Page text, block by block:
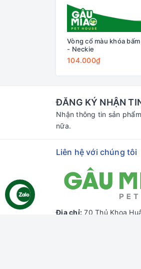
Vòng cổ màu khóa
- Neckie
104.000₫
ĐĂNG KÝ NHẬN
Nhận thông tin sản
nữa.
Liên hệ với chúng tôi
Địa chỉ: 70 Thủ Khoa